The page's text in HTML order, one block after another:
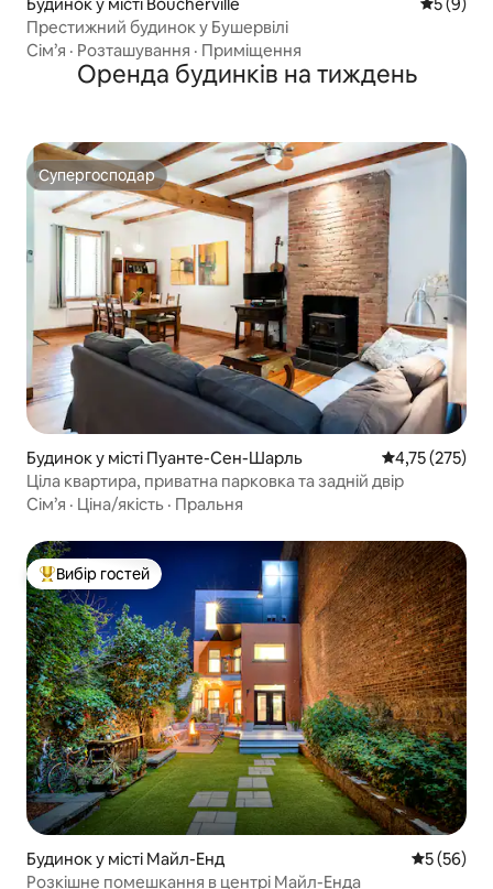
Престижний будинок у Бушервілі
Сім’я · Розташування · Приміщення
Оренда будинків на тиждень
Супергосподар
Супергосподар
Будинок у місті Пуанте-Сен-Шарль Середня
4,75 (275)
Ціла квартира, приватна парковка та задній двір
Сім’я · Ціна/якість · Пральня
Топ вибір гостей
Вибір гостей
Будинок у місті Майл-Енд Середня
5 (56)
Розкішне помешкання в центрі Майл-Енда